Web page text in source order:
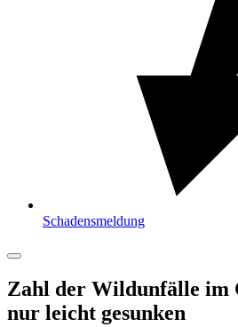
Schadensmeldung
Zahl der Wildunfälle im
nur leicht gesunken